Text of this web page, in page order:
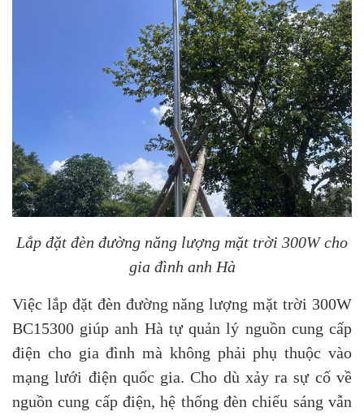
Lắp đặt đèn đường năng lượng mặt trời 300W cho
gia đình anh Hà
Việc lắp đặt đèn đường năng lượng mặt trời 300W
BC15300 giúp anh Hà tự quản lý nguồn cung cấp
điện cho gia đình mà không phải phụ thuộc vào
mạng lưới điện quốc gia. Cho dù xảy ra sự cố về
nguồn cung cấp điện, hệ thống đèn chiếu sáng vẫn